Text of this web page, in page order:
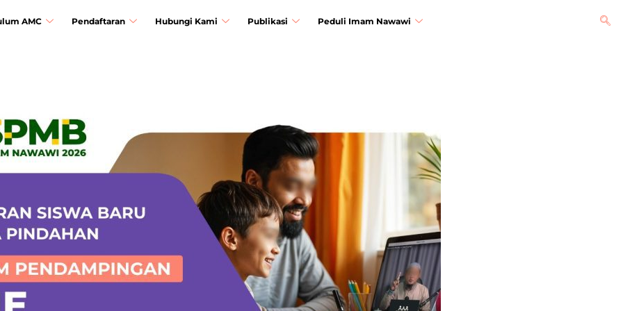
AMC Pendaftaran Hubungi Kami Publikasi Peduli Imam Nawawi